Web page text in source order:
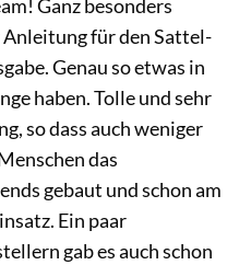
Ganz besonders
für den Sattel-
Genau so etwas in
haben. Tolle und sehr
so dass auch weniger
das
gebaut und schon am
Ein paar
gab es auch schon